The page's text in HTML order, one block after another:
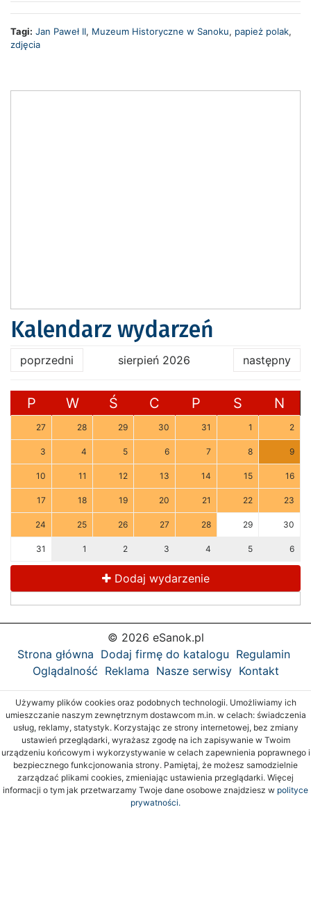
Tagi: Jan Paweł II, Muzeum Historyczne w Sanoku, papież polak,
zdjęcia
Kalendarz wydarzeń
poprzedni sierpień 2026 następny
P W Ś C P S N
27 28 29 30 31 1 2
3 4 5 6 7 8 9
10 11 12 13 14 15 16
17 18 19 20 21 22 23
24 25 26 27 28 29 30
31 1 2 3 4 5 6
Dodaj wydarzenie
© 2026 eSanok.pl
Strona główna Dodaj firmę do katalogu Regulamin
Oglądalność Reklama Nasze serwisy Kontakt
Używamy plików cookies oraz podobnych technologii. Umożliwiamy ich
umieszczanie naszym zewnętrznym dostawcom m.in. w celach: świadczenia
usług, reklamy, statystyk. Korzystając ze strony internetowej, bez zmiany
ustawień przeglądarki, wyrażasz zgodę na ich zapisywanie w Twoim
urządzeniu końcowym i wykorzystywanie w celach zapewnienia poprawnego i
bezpiecznego funkcjonowania strony. Pamiętaj, że możesz samodzielnie
zarządzać plikami cookies, zmieniając ustawienia przeglądarki. Więcej
informacji o tym jak przetwarzamy Twoje dane osobowe znajdziesz w polityce
prywatności.